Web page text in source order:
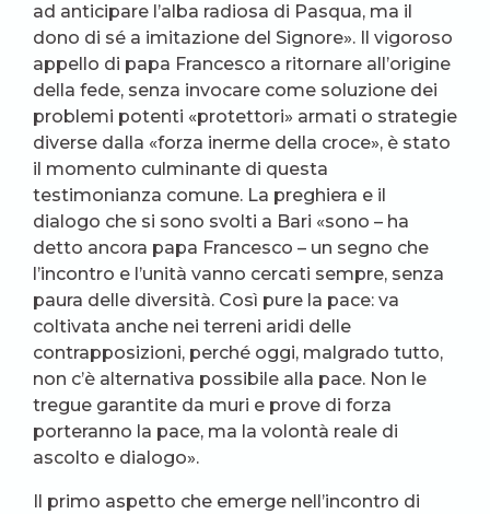
ad anticipare l’alba radiosa di Pasqua, ma il
dono di sé a imitazione del Signore». Il vigoroso
appello di papa Francesco a ritornare all’origine
della fede, senza invocare come soluzione dei
problemi potenti «protettori» armati o strategie
diverse dalla «forza inerme della croce», è stato
il momento culminante di questa
testimonianza comune. La preghiera e il
dialogo che si sono svolti a Bari «sono – ha
detto ancora papa Francesco – un segno che
l’incontro e l’unità vanno cercati sempre, senza
paura delle diversità. Così pure la pace: va
coltivata anche nei terreni aridi delle
contrapposizioni, perché oggi, malgrado tutto,
non c’è alternativa possibile alla pace. Non le
tregue garantite da muri e prove di forza
porteranno la pace, ma la volontà reale di
ascolto e dialogo».
Il primo aspetto che emerge nell’incontro di